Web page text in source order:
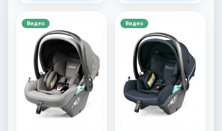
Видео Видео